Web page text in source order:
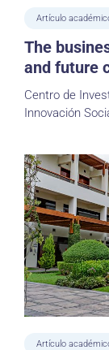
Artículo
The
and future
Centro de
Innovación
Artículo